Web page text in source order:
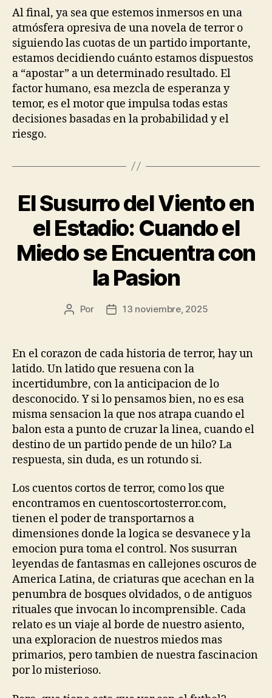
Al final, ya sea que estemos inmersos en una
atmósfera opresiva de una novela de terror o
siguiendo las cuotas de un partido importante,
estamos decidiendo cuánto estamos dispuestos
a “apostar” a un determinado resultado. El
factor humano, esa mezcla de esperanza y
temor, es el motor que impulsa todas estas
decisiones basadas en la probabilidad y el
riesgo.
El Susurro del Viento en
el Estadio: Cuando el
Miedo se Encuentra con
la Pasion
Autor
publicación
Por
Fecha
publicación
13 noviembre, 2025
En el corazon de cada historia de terror, hay un
latido. Un latido que resuena con la
incertidumbre, con la anticipacion de lo
desconocido. Y si lo pensamos bien, no es esa
misma sensacion la que nos atrapa cuando el
balon esta a punto de cruzar la linea, cuando el
destino de un partido pende de un hilo? La
respuesta, sin duda, es un rotundo si.
Los cuentos cortos de terror, como los que
encontramos en cuentoscortosterror.com,
tienen el poder de transportarnos a
dimensiones donde la logica se desvanece y la
emocion pura toma el control. Nos susurran
leyendas de fantasmas en callejones oscuros de
America Latina, de criaturas que acechan en la
penumbra de bosques olvidados, o de antiguos
rituales que invocan lo incomprensible. Cada
relato es un viaje al borde de nuestro asiento,
una exploracion de nuestros miedos mas
primarios, pero tambien de nuestra fascinacion
por lo misterioso.